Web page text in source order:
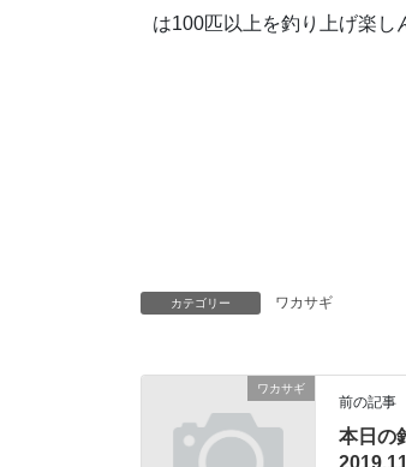
は100匹以上を釣り上げ楽し
カテゴリー ワカサギ
ワカサギ
前の記事
本日の